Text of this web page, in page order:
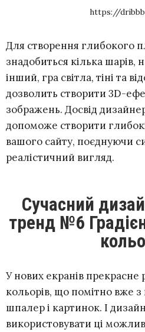
https://
Для створення глибокого
знадобиться кілька шарів,
інший, гра світла, тіні та
дозволить створити 3D-
зображень. Досвід
допоможе створити
вашого сайту, поєднуючи
реалістичний вигляд.
Сучасний дизайн веб сайтів,
тренд №6
У нових екранів прекрасне
кольорів, що помітно вже
шпалер і картинок. І
використовувати ці